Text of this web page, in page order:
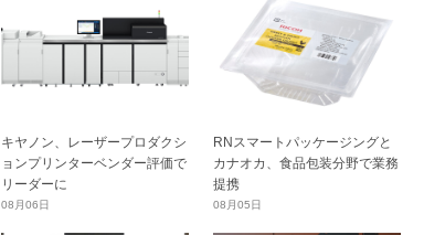
キヤノン、レーザープロダクシ
ョンプリンターベンダー評価で
リーダーに
08月06日
RNスマートパッケージングと
カナオカ、食品包装分野で業務
提携
08月05日